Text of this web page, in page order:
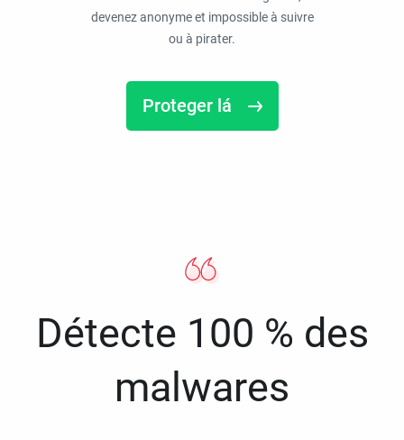
devenez anonyme et impossible à suivre
ou à pirater.
Proteger lá
Détecte 100 % des
malwares